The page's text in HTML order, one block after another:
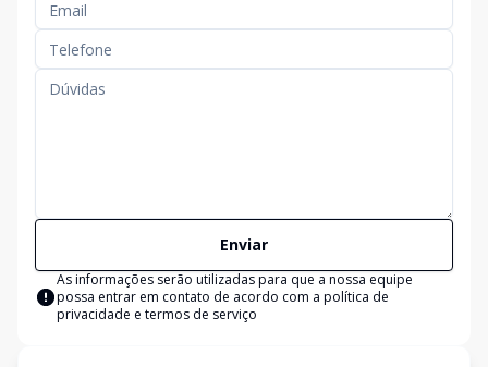
Enviar
As informações serão utilizadas para que a nossa equipe
possa entrar em contato de acordo com a política de
privacidade e termos de serviço